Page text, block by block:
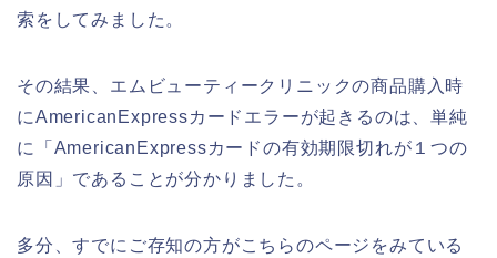
索をしてみました。
その結果、エムビューティークリニックの商品購入時
にAmericanExpressカードエラーが起きるのは、単純
に「AmericanExpressカードの有効期限切れが１つの
原因」であることが分かりました。
多分、すでにご存知の方がこちらのページをみている